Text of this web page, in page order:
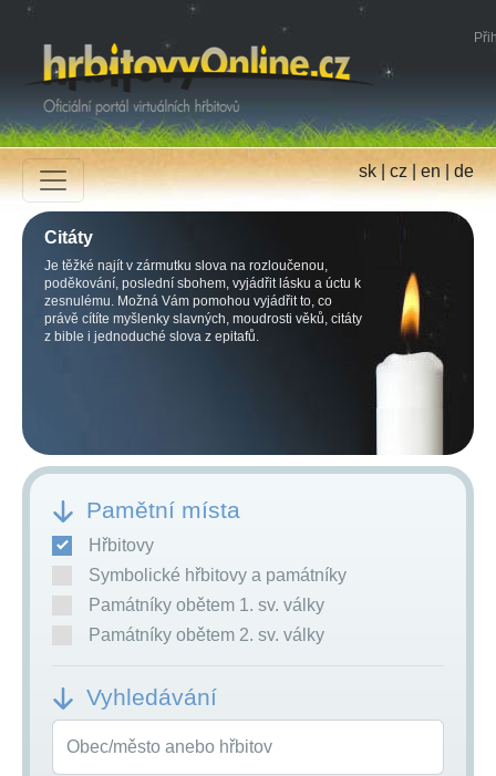
sk|cz|en|de
Citáty
Je těžké najít v zármutku slova na rozloučenou,
poděkování, poslední sbohem, vyjádřit lásku a úctu k
zesnulému. Možná Vám pomohou vyjádřit to, co
právě cítíte myšlenky slavných, moudrosti věků, citáty
z bible i jednoduché slova z epitafů.
Pamětní místa
Hřbitovy
Symbolické hřbitovy a památníky
Památníky obětem 1. sv. války
Památníky obětem 2. sv. války
Vyhledávání
Obec/město anebo hřbitov